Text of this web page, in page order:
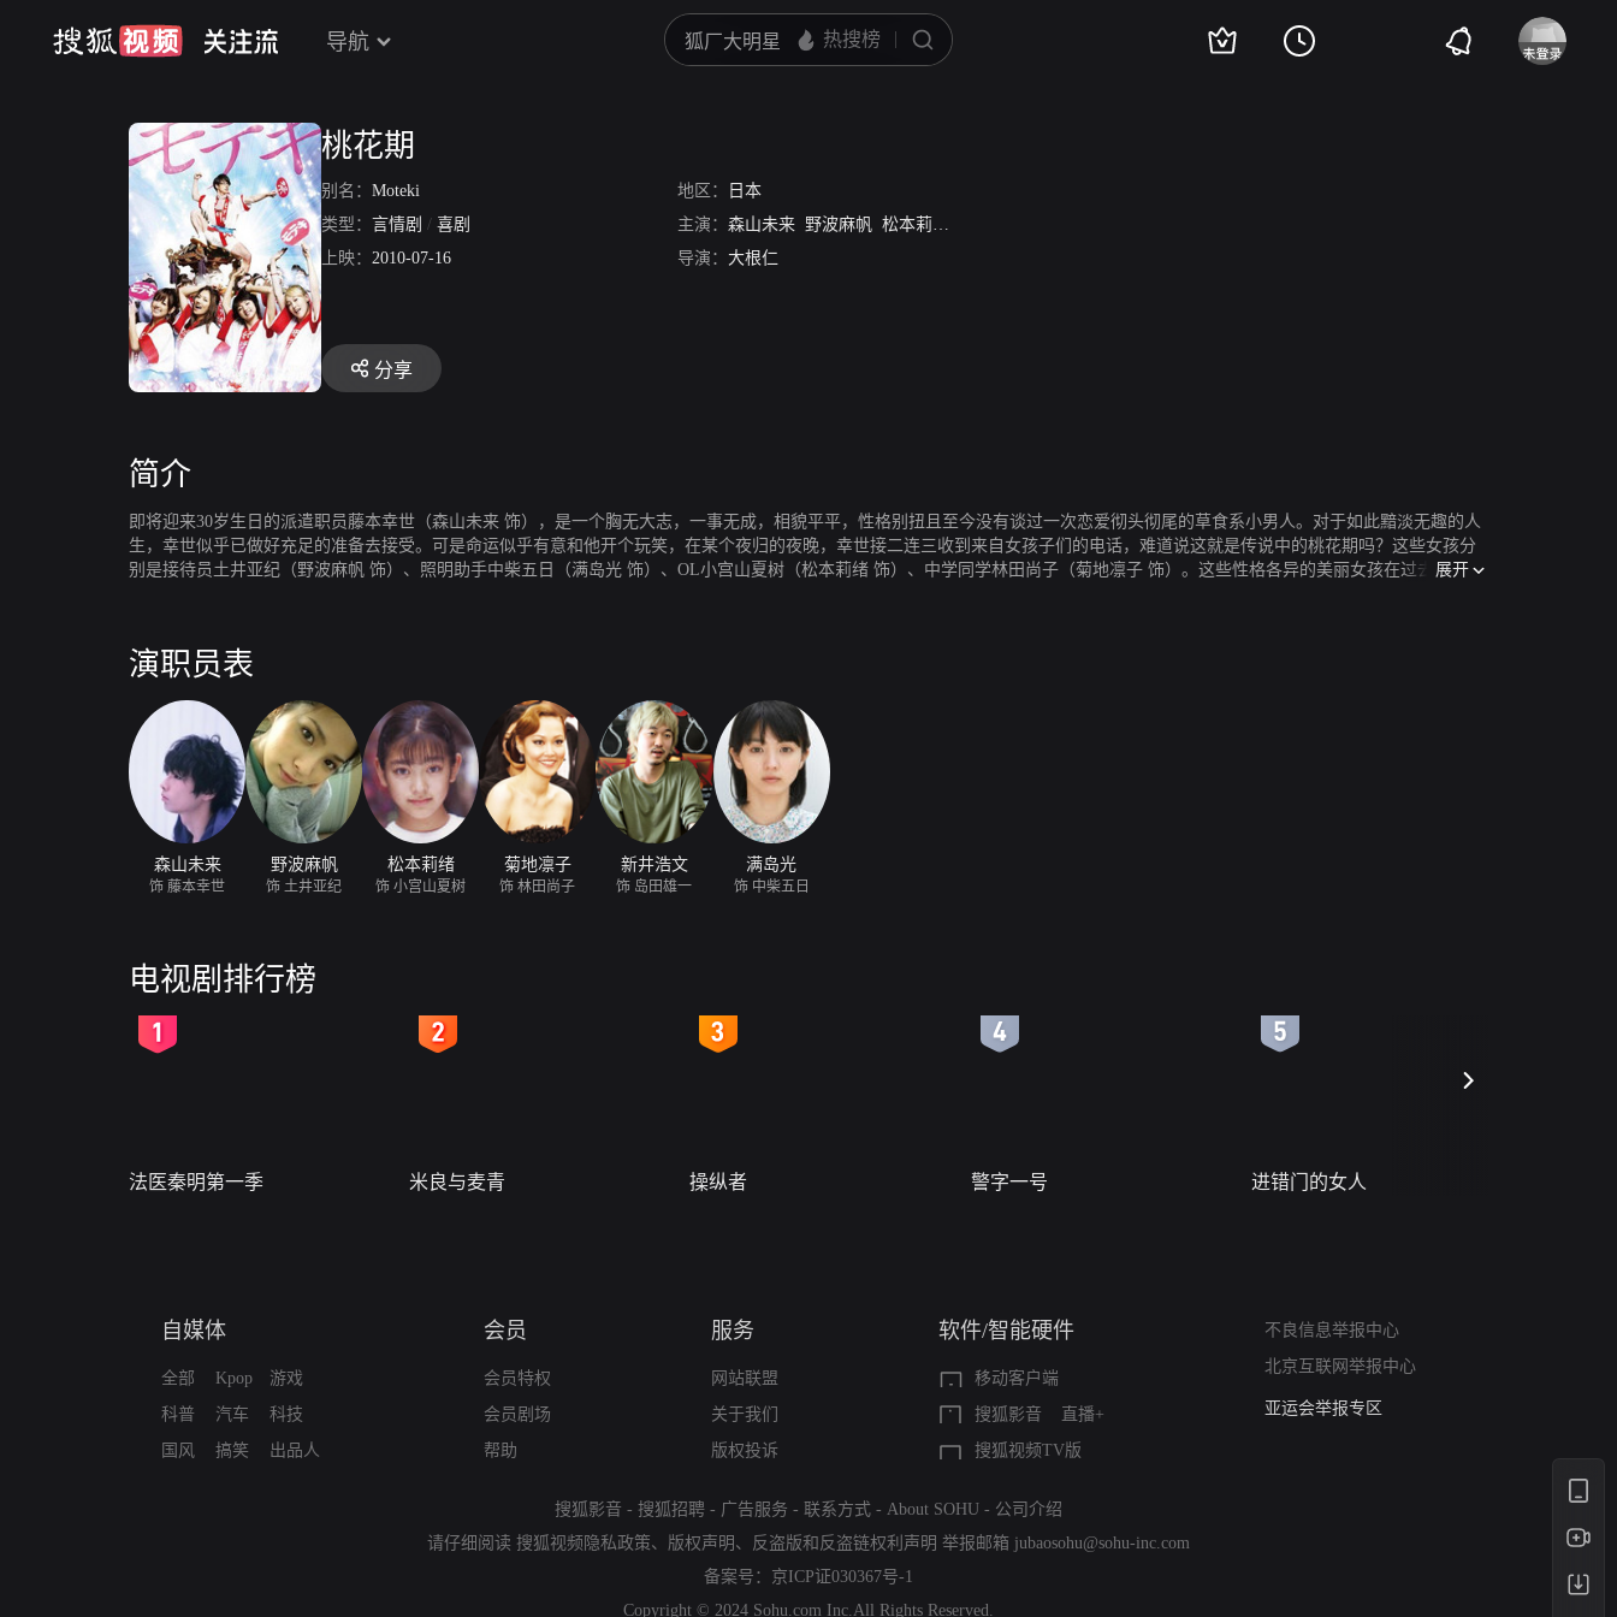
导航
桃花期
别名： Moteki 地区：
日本
类型： 言情剧 / 喜剧 主演： 森山未来 野波麻帆 松本莉绪
上映： 2010-07-16 导演： 大根仁
分享
简介
即将迎来30岁生日的派遣职员藤本幸世（森山未来 饰），是一个胸无大志，一事无成，相貌平平，性格别扭且至今没有谈过一次恋爱彻头彻尾的草食系小男人。对于如此黯淡无趣的人
生，幸世似乎已做好充足的准备去接受。可是命运似乎有意和他开个玩笑，在某个夜归的夜晚，幸世接二连三收到来自女孩子们的电话，难道说这就是传说中的桃花期吗？这些女孩分
别是接待员土井亚纪（野波麻帆 饰）、照明助手中柴五日（满岛光 饰）、OL小宫山夏树（松本莉绪 饰）、中学同学林田尚子（菊地凛子 饰）。这些性格各异的美丽女孩在过去的岁月
展开
演职员表
森山未来
饰 藤本幸世
野波麻帆
饰 土井亚纪
松本莉绪
饰 小宫山夏树
菊地凛子
饰 林田尚子
新井浩文
饰 岛田雄一
满岛光
饰 中柴五日
电视剧排行榜
法医秦明第一季 米良与麦青 操纵者 警字一号 进错门的女人
自媒体
全部
科普
国风
Kpop
汽车
搞笑
游戏
科技
出品人
会员
会员特权
会员剧场
帮助
服务
网站联盟
关于我们
版权投诉
软件/智能硬件
移动客户端
搜狐影音
直播+
搜狐视频TV版
不良信息举报中心
北京互联网举报中心
算法推荐专项举报
亚运会举报专区
搜狐影音 - 搜狐招聘 - 广告服务 - 联系方式 - About SOHU - 公司介绍
请仔细阅读 搜狐视频隐私政策、 版权声明 、 反盗版和反盗链权利声明 举报邮箱 jubaosohu@sohu-inc.com
备案号： 京ICP证030367号-1
Copyright © 2024 Sohu.com Inc.All Rights Reserved.